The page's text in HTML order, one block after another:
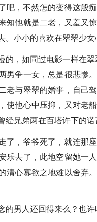
吧，不然怎的变得这般
知他就是二老，又羞又
。小小的喜欢在翠翠少女
的，如同过电影一样在
男争一女，总是很悲惨
老与翠翠的婚事，自己
使他心中压抑，又对老
经兄弟两在百塔许下的
了，爷爷死了，就连那
乐去了，此地空留她一
清心寡欲之地难以舍弃
的男人还回得来么？也许